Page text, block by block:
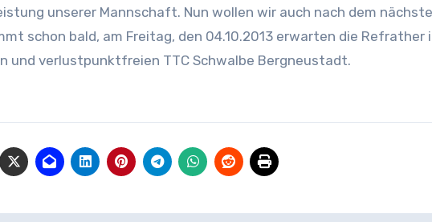
unserer Mannschaft. Nun wollen wir auch nach dem
schon bald, am Freitag, den 04.10.2013 erwarten die Refrather
und verlustpunktfreien TTC Schwalbe Bergneustadt.